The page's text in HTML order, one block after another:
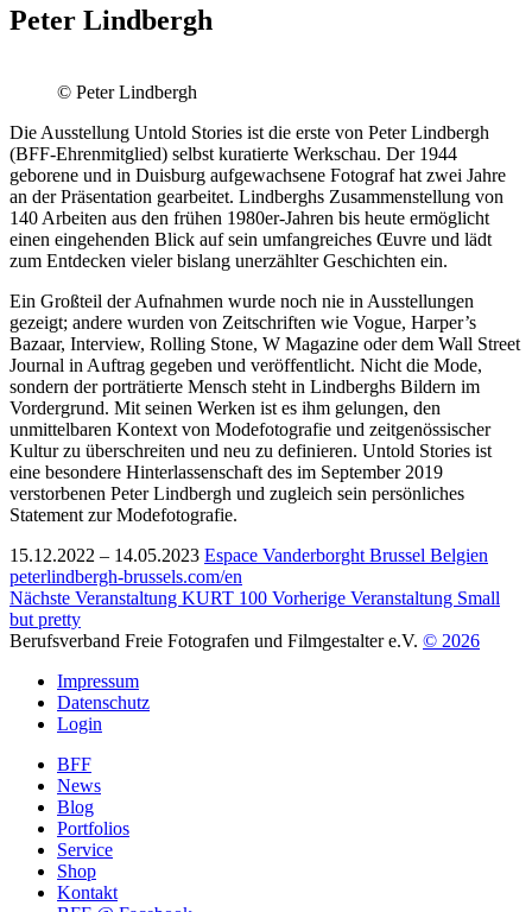
Peter Lindbergh
© Peter Lindbergh
Die Ausstellung Untold Stories ist die erste von Peter Lindbergh
(BFF-Ehrenmitglied) selbst kuratierte Werkschau. Der 1944
geborene und in Duisburg aufgewachsene Fotograf hat zwei Jahre
an der Präsentation gearbeitet. Lindberghs Zusammenstellung von
140 Arbeiten aus den frühen 1980er-Jahren bis heute ermöglicht
einen eingehenden Blick auf sein umfangreiches Œuvre und lädt
zum Entdecken vieler bislang unerzählter Geschichten ein.
Ein Großteil der Aufnahmen wurde noch nie in Ausstellungen
gezeigt; andere wurden von Zeitschriften wie Vogue, Harper’s
Bazaar, Interview, Rolling Stone, W Magazine oder dem Wall Street
Journal in Auftrag gegeben und veröffentlicht. Nicht die Mode,
sondern der porträtierte Mensch steht in Lindberghs Bildern im
Vordergrund. Mit seinen Werken ist es ihm gelungen, den
unmittelbaren Kontext von Modefotografie und zeitgenössischer
Kultur zu überschreiten und neu zu definieren. Untold Stories ist
eine besondere Hinterlassenschaft des im September 2019
verstorbenen Peter Lindbergh und zugleich sein persönliches
Statement zur Modefotografie.
15.12.2022 – 14.05.2023 Espace Vanderborght Brussel Belgien
peterlindbergh-brussels.com/en
Nächste Veranstaltung KURT 100 Vorherige Veranstaltung Small
but pretty
Berufsverband Freie Fotografen und Filmgestalter e.V. © 2026
Impressum
Datenschutz
Login
BFF
News
Blog
Portfolios
Service
Shop
Kontakt